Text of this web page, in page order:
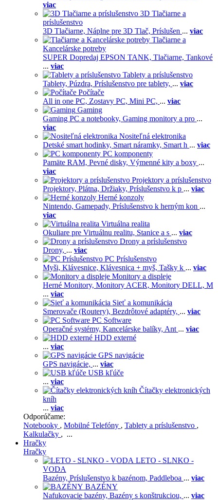
viac
3D Tlačiarne a
príslušenstvo
3D Tlačiarne, Náplne pre 3D Tlač, Príslušen ... viac
Tlačiarne a
Kancelárske potreby
SUPER Dopredaj EPSON TANK, Tlačiarne, Tankové
... viac
Tablety a príslušenstvo
Tablety, Púzdra, Príslušenstvo pre tablety, ... viac
Počítače
All in one PC, Zostavy PC, Mini PC, ... viac
Gaming
Gaming PC a notebooky, Gaming monitory a pro ...
viac
Nositeľná elektronika
Detské smart hodinky, Smart náramky, Smart h ... viac
PC komponenty
Pamäte RAM, Pevné disky, Výmenné kity a boxy ...
viac
Projektory a príslušenstvo
Projektory, Plátna, Držiaky, Príslušenstvo k p ... viac
Herné konzoly
Nintendo, Gamepady, Príslušenstvo k herným kon ...
viac
Virtuálna realita
Okuliare pre Virtuálnu realitu, Stanice a s ... viac
Drony a príslušenstvo
Drony, ... viac
PC Príslušenstvo
Myši, Klávesnice, Klávesnica + myš, Tašky k ... viac
Monitory a displeje
Herné Monitory, Monitory ACER, Monitory DELL, M
... viac
Sieť a komunikácia
Smerovače (Routery), Bezdrôtové adaptéry, ... viac
PC Software
Operačné systémy, Kancelárske balíky, Ant ... viac
HDD externé
... viac
GPS navigácie
GPS navigácie, ... viac
USB kľúče
... viac
Čítačky elektronických
kníh
... viac
Odporúčame:
Notebooky , Mobilné Telefóny , Tablety a príslušenstvo ,
Kalkulačky , ...
Hračky
Hračky
LETO - SLNKO -
VODA
Bazény, Príslušenstvo k bazénom, Paddleboa ... viac
BAZÉNY
Nafukovacie bazény, Bazény s konštrukciou, ... viac